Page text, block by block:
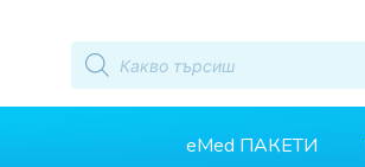
eMed ПАКЕТИ